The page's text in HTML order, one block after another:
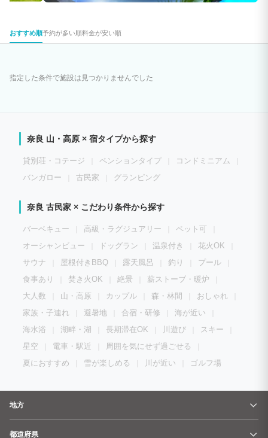
おすすめ順予約が多い順料金が安い順
指定した条件で施設は見つかりませんでした
奈良 山・高原 × 宿タイプから探す
貸別荘・コテージ ペンションタイプ
コンドミニアム
バンガロー
古民家 グランピング
奈良 古民家 × こだわり条件から探す
バーベキュー 高級・ラグジュアリー
ペット可
オーシャンビュー
ドッグラン 温泉付き
花火OK
サウナ
屋根付きBBQ 露天風呂 釣り
プール
食事あり
焚き火OK 絶景
薪ストーブ・暖炉
大人数
山・高原 カップル 森・林間
おしゃれ
家族・子連れ
避暑地 合宿・研修
海が近い
海水浴
湖畔・湖 長期滞在OK 川遊び
スキー
星空
電車・駅近
周囲を気にせず過ごせる
夏におすすめ
雪が楽しめる 川が近い ゴルフ場
地方
都道府県